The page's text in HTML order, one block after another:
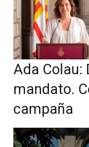
Ada Colau:
mandato.
campaña